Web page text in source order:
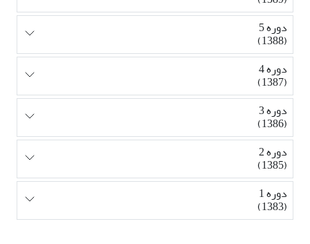
دوره 5
(1388)
دوره 4
(1387)
دوره 3
(1386)
دوره 2
(1385)
دوره 1
(1383)